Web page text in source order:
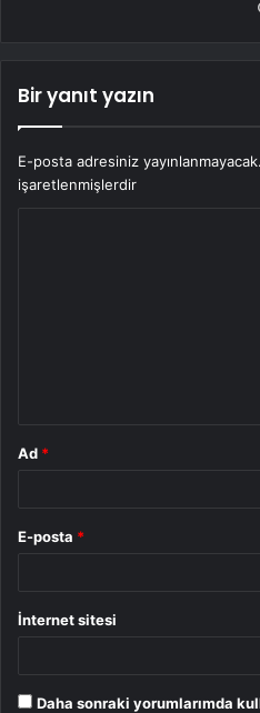
Bir yanıt yazın
E-posta adresiniz yayınlanmayacak.
işaretlenmişlerdir
Ad *
E-posta *
İnternet sitesi
Daha sonraki yorumlarımda